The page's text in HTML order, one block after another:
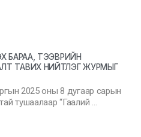
БАРАА, ТЭЭВРИЙН
ТАВИХ НИЙТЛЭГ ЖУРМЫГ
2025 оны 8 дугаар сарын
тушаалаар “Гаалий …